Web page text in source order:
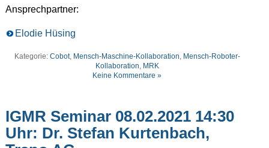
Ansprechpartner:
Elodie Hüsing
Kategorie: Cobot, Mensch-Maschine-Kollaboration, Mensch-Roboter-
Kollaboration, MRK
Keine Kommentare »
IGMR Seminar 08.02.2021 14:30
Uhr: Dr. Stefan Kurtenbach,